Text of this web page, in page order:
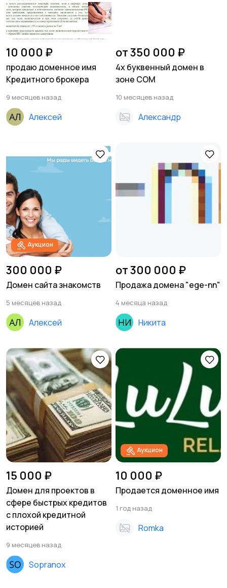
10 000 ₽
продаю доменное имя
Кредитного брокера
9 месяцев назад
Алексей
от 350 000 ₽
4х буквенный домен в
зоне COM
10 месяцев назад
Александр
Аукцион
300 000 ₽
Домен сайта знакомств
5 месяцев назад
Алексей
от 300 000 ₽
Продажа домена "ege-nn"
4 месяца назад
Никита
15 000 ₽
Домен для проектов в
сфере быстрых кредитов
с плохой кредитной
историей
9 месяцев назад
Sopranox
Аукцион
10 000 ₽
Продается доменное имя
1 год назад
Romka